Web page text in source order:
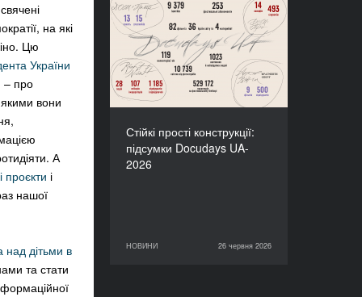
на які
Цю
України
– про
вони
А
проєкти і
нашої
над дітьми в
та стати
Стійкі прості конструкції:
підсумки Docudays UA-
2026
НОВИНИ 26 червня 2026
Стійкі прості конструкції:
підсумки Docudays UA-
2026
НОВИНИ
26 червня 2026